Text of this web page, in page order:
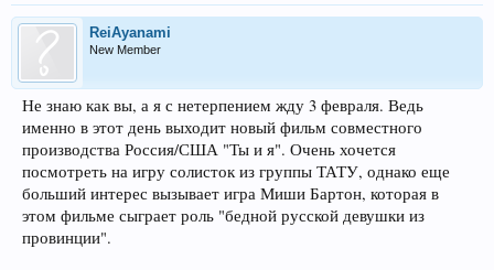
ReiAyanami
New Member
Не знаю как вы, а я с нетерпением жду 3 февраля. Ведь
именно в этот день выходит новый фильм совместного
производства Россия/США "Ты и я". Очень хочется
посмотреть на игру солисток из группы ТАТУ, однако еще
больший интерес вызывает игра Миши Бартон, которая в
этом фильме сыграет роль "бедной русской девушки из
провинции".